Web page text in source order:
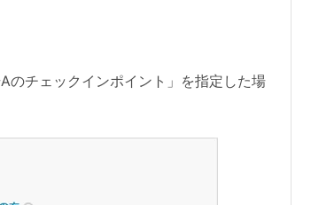
のチェックインポイント」を指定した場